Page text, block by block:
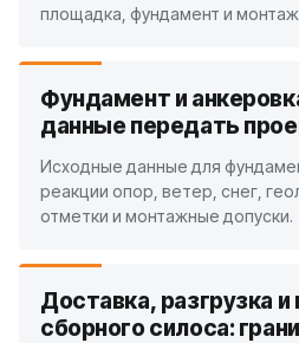
площадка, фундамент и
Фундамент и
данные передать
Исходные данные для
реакции опор, ветер, снег,
отметки и монтажные допуски.
Доставка, разгрузка
сборного силоса: